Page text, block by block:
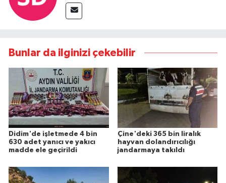
Bunlar da ilginizi çekebilir
Didim'de işletmede 4 bin
630 adet yanıcı ve yakıcı
madde ele geçirildi
Çine'deki 365 bin liralık
hayvan dolandırıcılığı
jandarmaya takıldı